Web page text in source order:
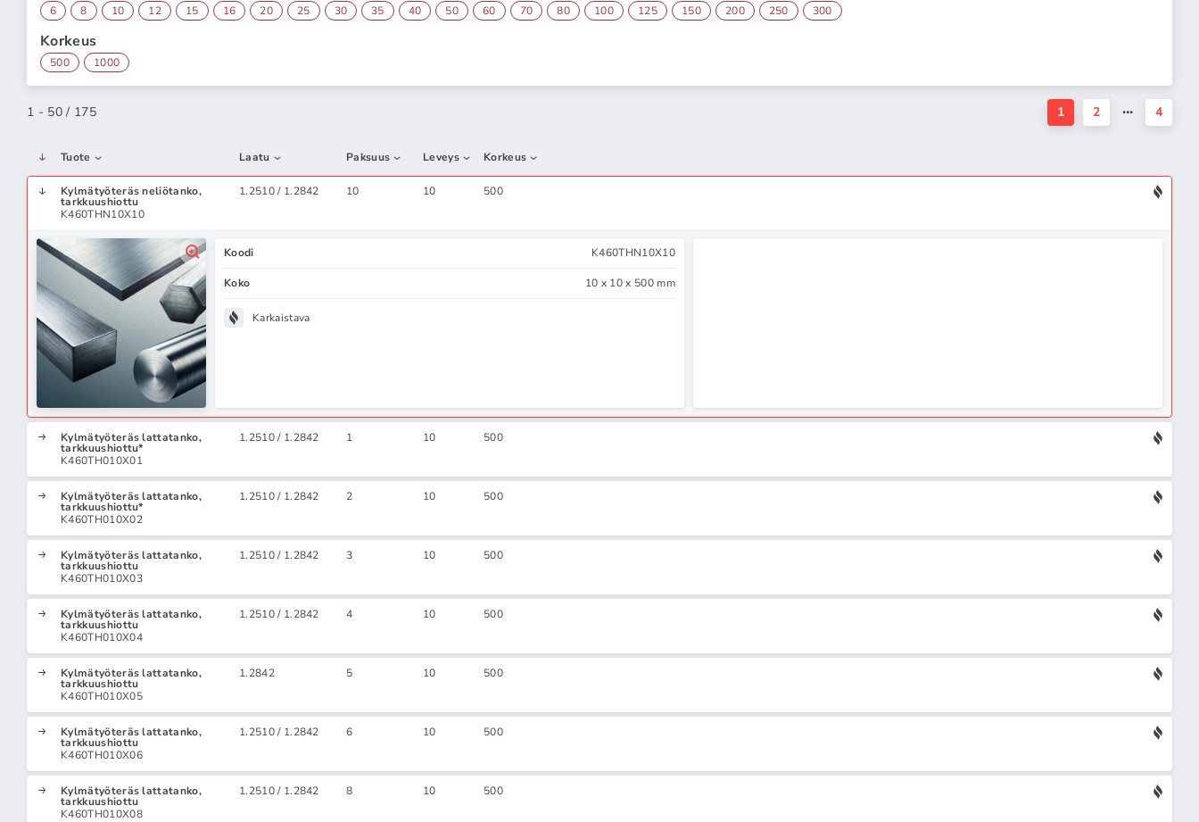
6 8 10 12 15 16 20 25 30 35 40 50 60 70 80 100 125 150 200 250 300
Korkeus
500 1000
1 - 50 / 175 1 2 4
Tuote Laatu Paksuus Leveys Korkeus
Kylmätyöteräs neliötanko,
tarkkuushiottu
K460THN10X10
1.2510 / 1.2842 10 10 500
Koodi K460THN10X10
Koko 10 x 10 x 500 mm
Karkaistava
Kylmätyöteräs lattatanko,
tarkkuushiottu*
K460TH010X01
1.2510 / 1.2842 1 10 500
Kylmätyöteräs lattatanko,
tarkkuushiottu*
K460TH010X02
1.2510 / 1.2842 2 10 500
Kylmätyöteräs lattatanko,
tarkkuushiottu
K460TH010X03
1.2510 / 1.2842 3 10 500
Kylmätyöteräs lattatanko,
tarkkuushiottu
K460TH010X04
1.2510 / 1.2842 4 10 500
Kylmätyöteräs lattatanko,
tarkkuushiottu
K460TH010X05
1.2842 5 10 500
Kylmätyöteräs lattatanko,
tarkkuushiottu
K460TH010X06
1.2510 / 1.2842 6 10 500
Kylmätyöteräs lattatanko,
tarkkuushiottu
K460TH010X08
1.2510 / 1.2842 8 10 500